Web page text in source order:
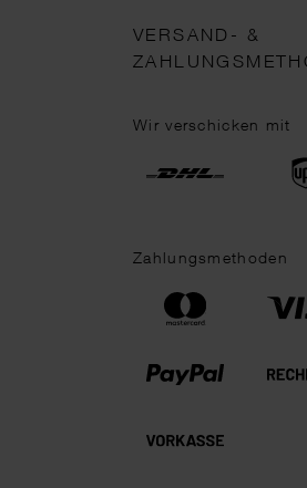
VERSAND- &
Wir verschicken mit
Zahlungsmethoden